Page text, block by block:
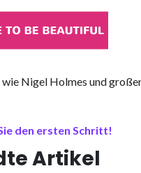
Nigel Holmes und
den ersten Schritt!
Artikel